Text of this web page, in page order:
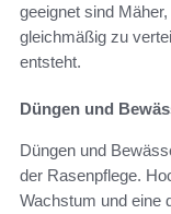
geeignet sind
gleichmäßig zu
entsteht.
Düngen und
Düngen und
der Rasenpflege.
Wachstum und eine